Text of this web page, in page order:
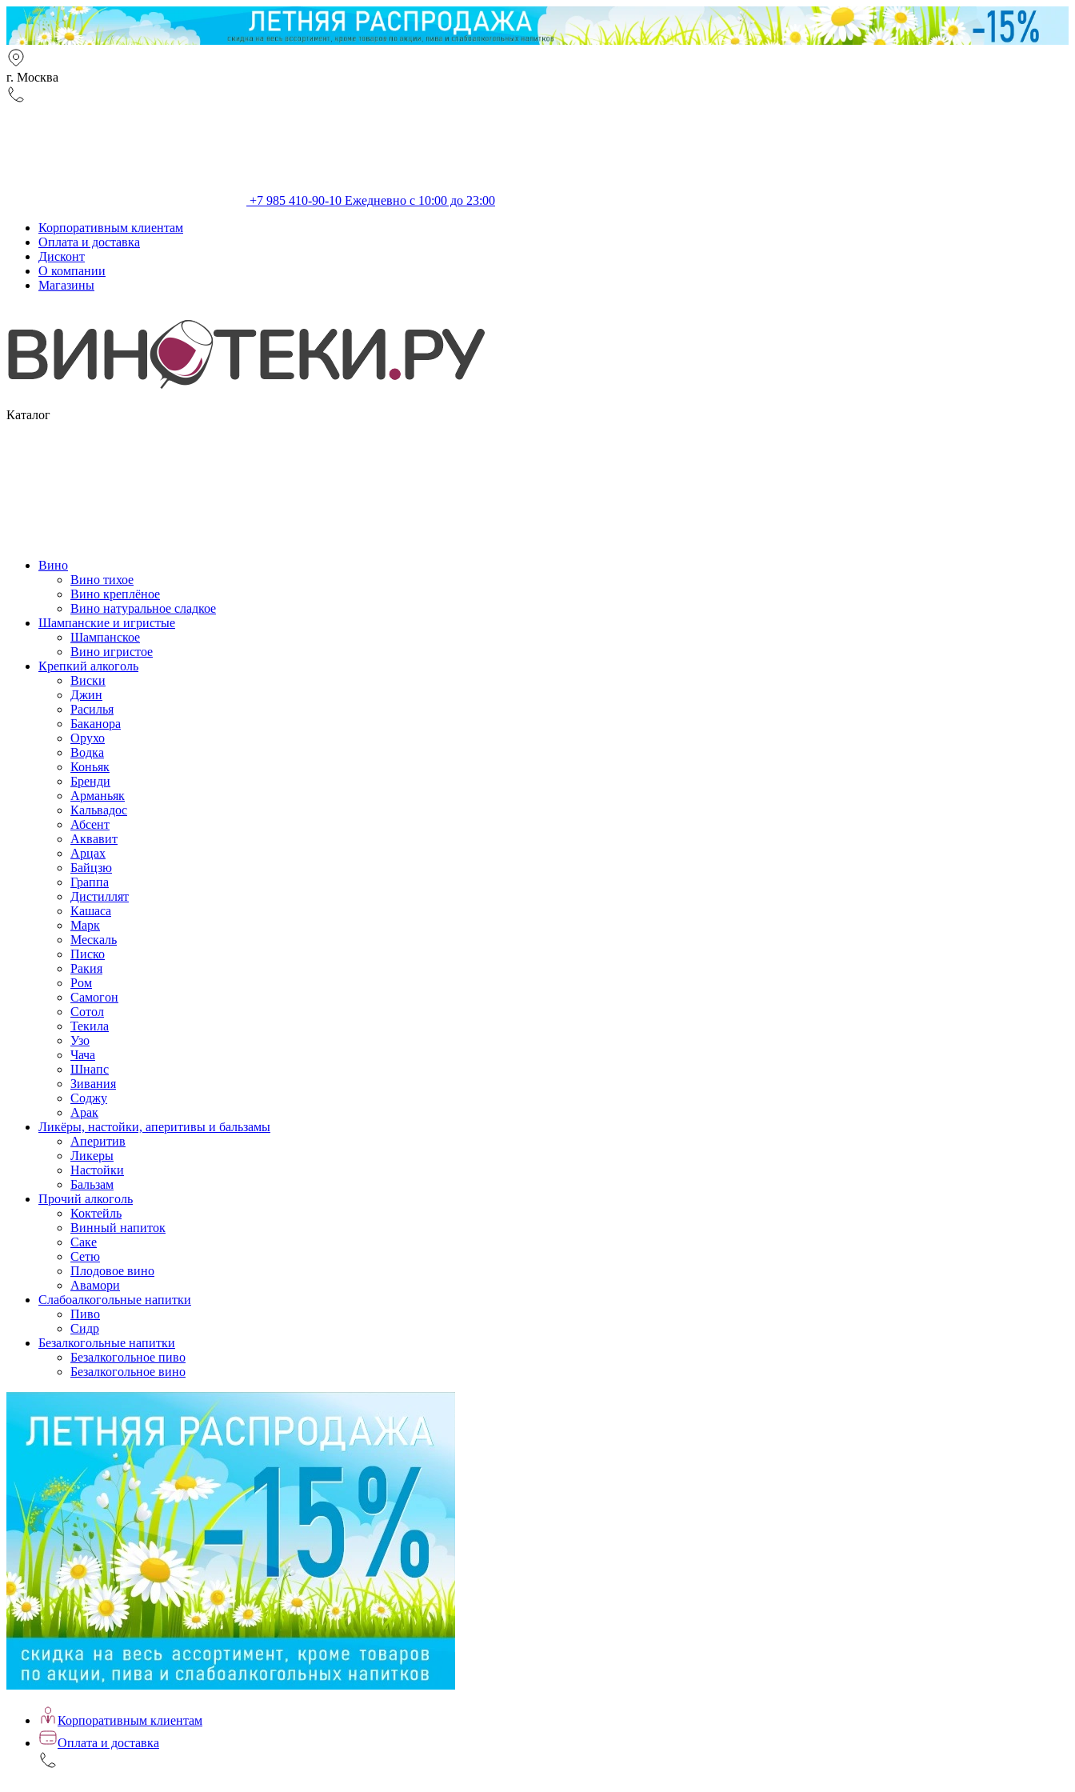
г. Москва
+7 985 410-90-10 Ежедневно с 10:00 до 23:00
Корпоративным клиентам
Оплата и доставка
Дисконт
О компании
Магазины
Каталог
Вино
Вино тихое
Вино креплёное
Вино натуральное сладкое
Шампанские и игристые
Шампанское
Вино игристое
Крепкий алкоголь
Виски
Джин
Расилья
Баканора
Орухо
Водка
Коньяк
Бренди
Арманьяк
Кальвадос
Абсент
Аквавит
Арцах
Байцзю
Граппа
Дистиллят
Кашаса
Марк
Мескаль
Писко
Ракия
Ром
Самогон
Сотол
Текила
Узо
Чача
Шнапс
Зивания
Соджу
Арак
Ликёры, настойки, аперитивы и бальзамы
Аперитив
Ликеры
Настойки
Бальзам
Прочий алкоголь
Коктейль
Винный напиток
Саке
Сетю
Плодовое вино
Авамори
Слабоалкогольные напитки
Пиво
Сидр
Безалкогольные напитки
Безалкогольное пиво
Безалкогольное вино
Корпоративным клиентам
Оплата и доставка